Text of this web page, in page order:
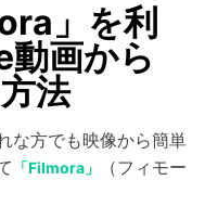
」を利
画から
法
な方でも映像から簡単
「Filmora」
（フィモー